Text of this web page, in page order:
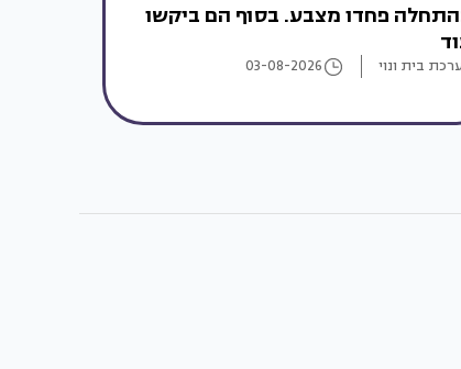
פחדו מצבע. בסוף הם ביקשו
בית ונוי 03-08-2026